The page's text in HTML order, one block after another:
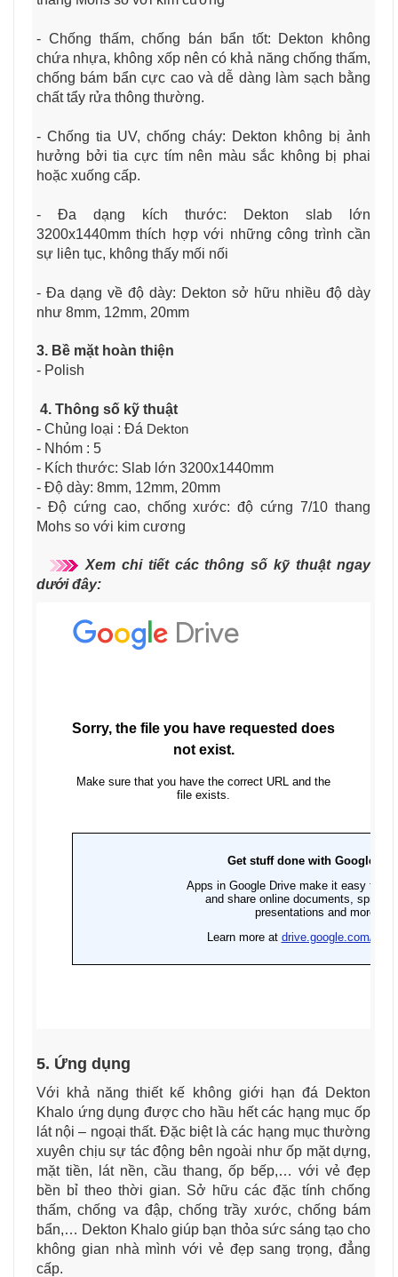
- Chống thấm, chống bán bẩn tốt: Dekton không
chứa nhựa, không xốp nên có khả năng chống thấm,
chống bám bẩn cực cao và dễ dàng làm sạch bằng
chất tẩy rửa thông thường.
- Chống tia UV, chống cháy: Dekton không bị ảnh
hưởng bởi tia cực tím nên màu sắc không bị phai
hoặc xuống cấp.
- Đa dạng kích thước: Dekton slab lớn
3200x1440mm thích hợp với những công trình cần
sự liên tục, không thấy mối nối
- Đa dạng về độ dày: Dekton sở hữu nhiều độ dày
như 8mm, 12mm, 20mm
3. Bề mặt hoàn thiện
- Polish
4. Thông số kỹ thuật
- Chủng loại : Đá Dekton
- Nhóm : 5
- Kích thước: Slab lớn 3200x1440mm
- Độ dày: 8mm, 12mm, 20mm
- Độ cứng cao, chống xước: độ cứng 7/10 thang
Mohs so với kim cương
Xem chi tiết các thông số kỹ thuật ngay
dưới đây:
5. Ứng dụng
Với khả năng thiết kế không giới hạn đá Dekton
Khalo ứng dụng được cho hầu hết các hạng mục ốp
lát nội – ngoại thất. Đặc biệt là các hạng mục thường
xuyên chịu sự tác động bên ngoài như ốp mặt dựng,
mặt tiền, lát nền, cầu thang, ốp bếp,… với vẻ đẹp
bền bỉ theo thời gian. Sở hữu các đặc tính chống
thấm, chống va đập, chống trầy xước, chống bám
bẩn,… Dekton Khalo giúp bạn thỏa sức sáng tạo cho
không gian nhà mình với vẻ đẹp sang trọng, đẳng
cấp.